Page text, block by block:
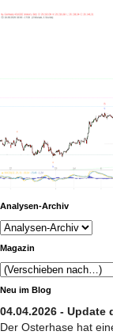
Analysen-Archiv
Magazin
Neu im Blog
04.04.2026 - Update
Der Osterhase hat